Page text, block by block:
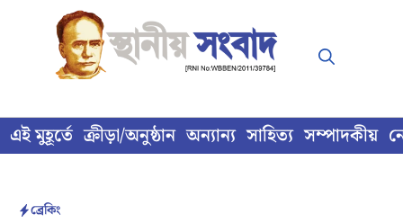
content
এই মুহূর্তে ক্রীড়া/অনুষ্ঠান অন্যান্য সাহিত্য সম্পাদকীয়
ব্রেকিং